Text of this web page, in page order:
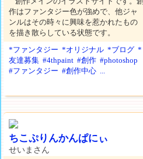
作はファンタジー色が強めで、他ジャ
ンルはその時々に興味を惹かれたもの
を描き散らしている状態です。
*ファンタジー *オリジナル *ブログ *
友達募集 #4thpaint #創作 #photoshop
#ファンタジー #創作中心 ...
ちこぷりんかんぱにぃ
せいまさん